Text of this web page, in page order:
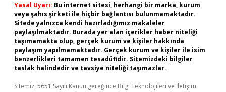
Yasal Uyarı: Bu internet sitesi, herhangi bir marka, kurum
veya şahıs şirketi ile hiçbir bağlantısı bulunmamaktadır.
Sitede yalnızca kendi hazırladığımız makaleler
paylaşılmaktadır. Burada yer alan içerikler haber niteliği
taşımamakta olup, gerçek kurum ve kişiler hakkında
paylaşım yapılmamaktadır. Gerçek kurum ve kişiler ile isim
benzerlikleri tamamen tesadüfidir. Sitemizdeki bilgiler
taslak halindedir ve tavsiye niteliği taşımazlar.
Sitemiz, 5651 Sayılı Kanun gereğince Bilgi Teknolojileri ve İletişim